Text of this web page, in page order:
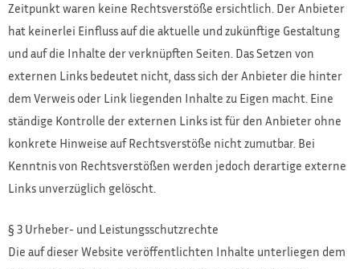
Zeitpunkt waren keine Rechtsverstöße ersichtlich. Der Anbieter
hat keinerlei Einfluss auf die aktuelle und zukünftige Gestaltung
und auf die Inhalte der verknüpften Seiten. Das Setzen von
externen Links bedeutet nicht, dass sich der Anbieter die hinter
dem Verweis oder Link liegenden Inhalte zu Eigen macht. Eine
ständige Kontrolle der externen Links ist für den Anbieter ohne
konkrete Hinweise auf Rechtsverstöße nicht zumutbar. Bei
Kenntnis von Rechtsverstößen werden jedoch derartige externe
Links unverzüglich gelöscht.
§ 3 Urheber- und Leistungsschutzrechte
Die auf dieser Website veröffentlichten Inhalte unterliegen dem